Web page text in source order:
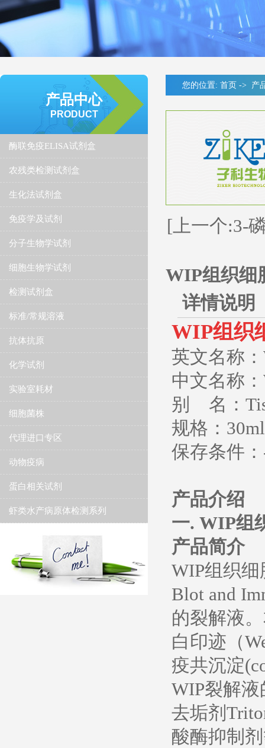
产品中心
PRODUCT
酶联免疫ELISA试剂盒
农残类检测试剂盒
生化法试剂盒
免疫学及试剂
分子生物学试剂
细胞生物学试剂
检测试剂盒
标准/常规溶液
抗体抗原
化学试剂
实验室耗材
细胞菌株
代理进口专区
动物疫病
蛋白相关试剂
虾类水产病原体检测系列
您的位置: 首页 -> 产
[上一个:3-
WIP组织细
详情说明
WIP组织
英文名称：
中文名称
别 名：
规格：
保存条件
产品介绍
一. WIP组
产品简介
WIP组织细
Blot and
的裂解液
白印迹（
疫共沉淀
WIP裂解液
去垢剂
酸酶抑制